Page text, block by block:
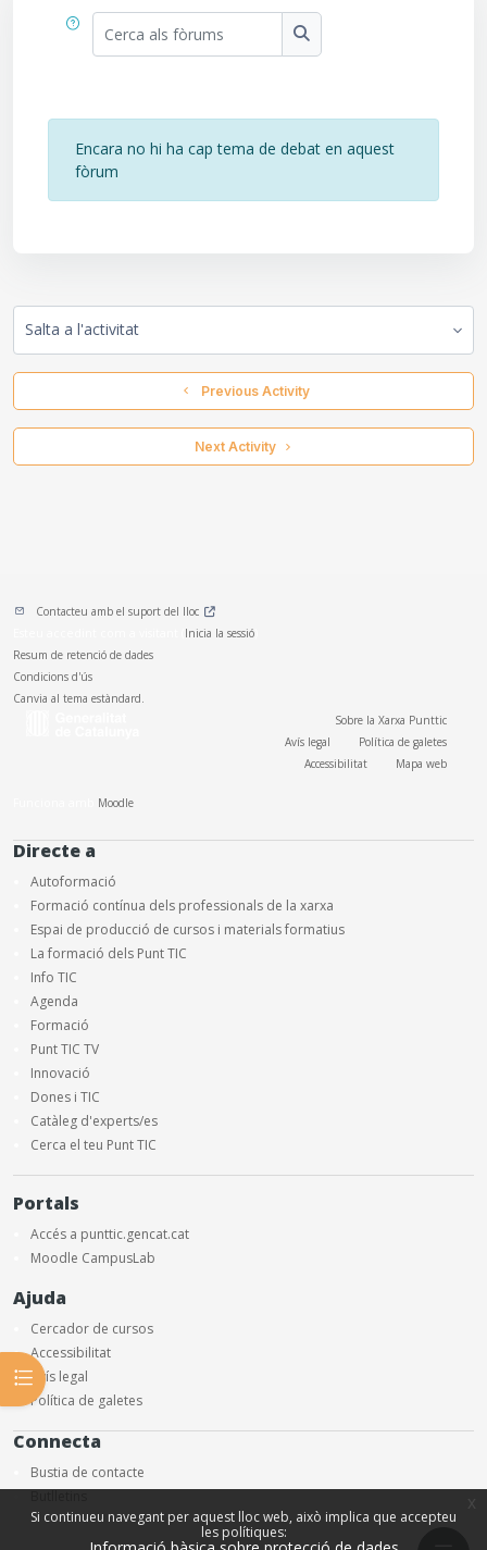
Si continueu navegant per aquest lloc web, això implica que accepteu
les polítiques:
Obre l'índex del curs
Cerca als fòrums
Cerca als fòrums
Encara no hi ha cap tema de debat en aquest
fòrum
  Previous Activity
Next Activity
Contacteu amb el suport del lloc
Inicia la sessió
Resum de retenció de dades
Condicions d'ús
Canvia al tema estàndard.
Sobre la Xarxa Punttic
Avís legal
Política de galetes
Accessibilitat
Mapa web
Moodle
Directe a
Autoformació
Formació contínua dels professionals de la xarxa
Espai de producció de cursos i materials formatius
La formació dels Punt TIC
Info TIC
Agenda
Formació
Punt TIC TV
Innovació
Dones i TIC
Catàleg d'experts/es
Cerca el teu Punt TIC
Portals
Accés a punttic.gencat.cat
Moodle CampusLab
Ajuda
Cercador de cursos
Accessibilitat
Avís legal
Política de galetes
Connecta
Bustia de contacte